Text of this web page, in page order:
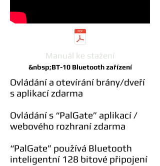
Manuál ke stažení
&nbsp;BT-10 Bluetooth zařízení
Ovládání a otevírání brány/dveří
s aplikací zdarma
Ovládání s “PalGate” aplikací /
webového rozhraní zdarma
“PalGate” používá Bluetooth
inteligentní 128 bitové připojení